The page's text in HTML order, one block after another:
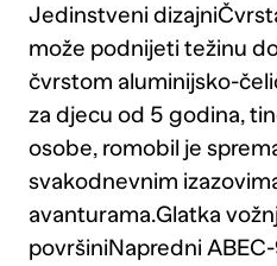
Jedinstveni
može podnijeti težinu
čvrstom aluminijsko-
za djecu od 5 godina,
osobe, romobil je
svakodnevnim
avanturama.Glatka
površiniNapredni